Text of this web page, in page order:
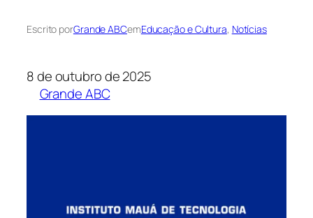
Escrito porGrande ABCemEducação e Cultura, Notícias
8 de outubro de 2025
Grande ABC